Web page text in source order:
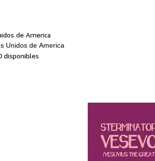
de America
Unidos de America
disponibles